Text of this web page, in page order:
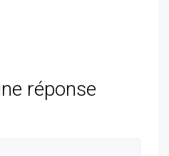
réponse